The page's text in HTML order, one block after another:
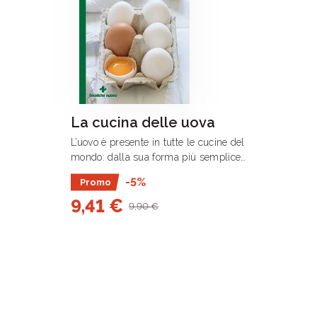
La cucina delle uova
L’uovo è presente in tutte le cucine del
mondo: dalla sua forma più semplice,
sodo, alla coque o all’occhio di bue a
quelle più sontuose e complesse,
dalle meringhe ai soufflé, alla
maionese, alle .
Promo -5%
9,41 € 9,90 €